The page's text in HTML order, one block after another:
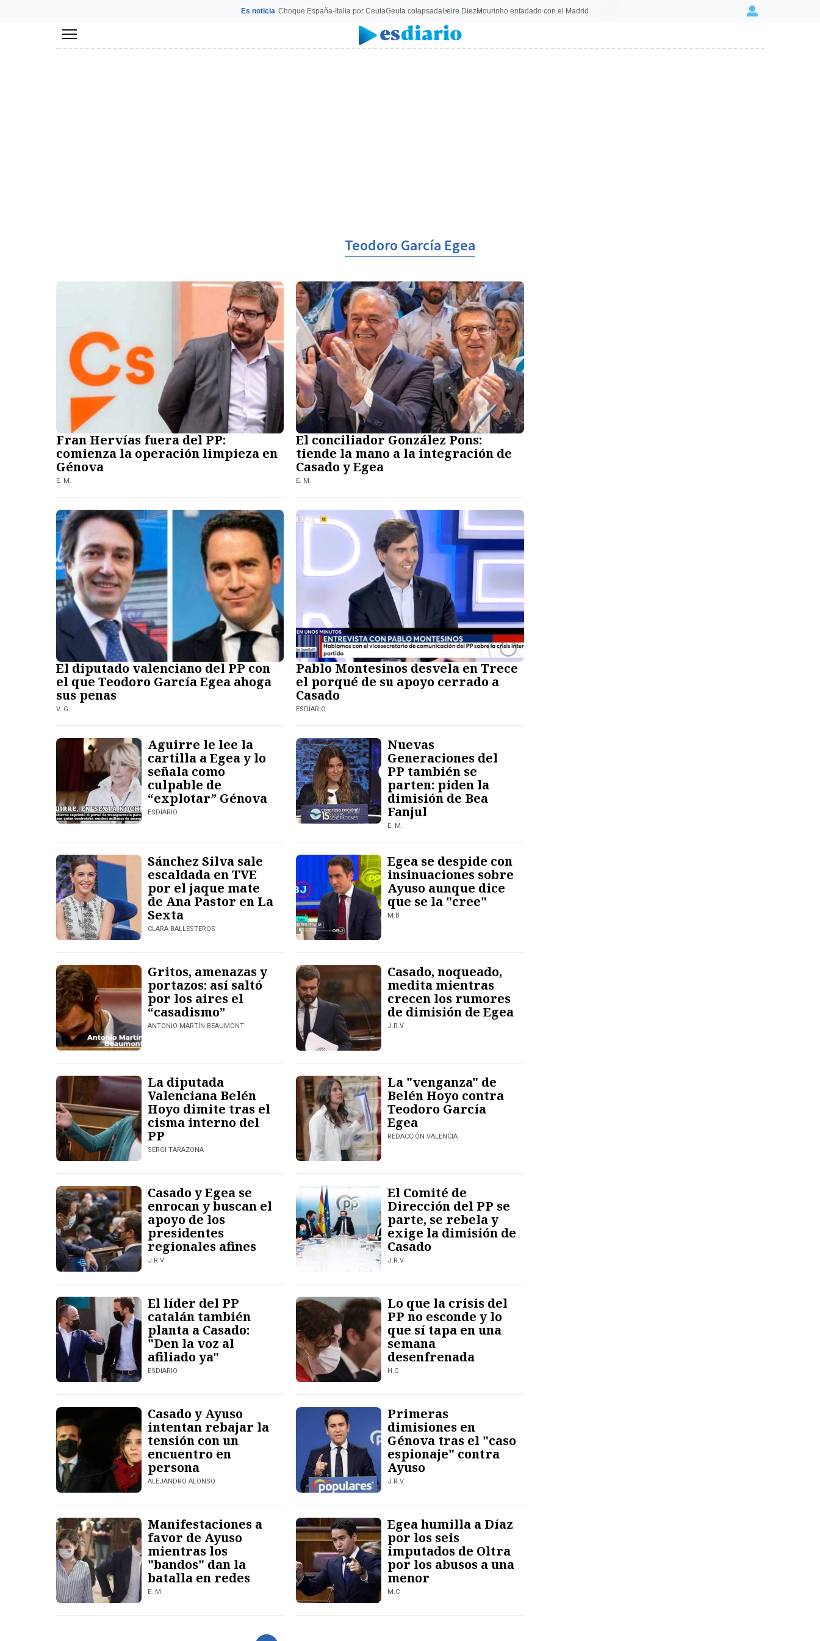
Es noticia Choque España-Italia por CeutaCeuta colapsadaLeire DiezMourinho enfadado con el Madrid Login
Menú
Teodoro García Egea
Fran Hervías fuera del PP:
comienza la operación limpieza en
Génova
E. M.
El conciliador González Pons:
tiende la mano a la integración de
Casado y Egea
E. M.
El diputado valenciano del PP con
el que Teodoro García Egea ahoga
sus penas
V. G.
Pablo Montesinos desvela en Trece
el porqué de su apoyo cerrado a
Casado
ESDIARIO
Aguirre le lee la
cartilla a Egea y lo
señala como
culpable de
“explotar” Génova
ESDIARIO
Nuevas
Generaciones del
PP también se
parten: piden la
dimisión de Bea
Fanjul
E. M.
Sánchez Silva sale
escaldada en TVE
por el jaque mate
de Ana Pastor en La
Sexta
CLARA BALLESTEROS
Egea se despide con
insinuaciones sobre
Ayuso aunque dice
que se la "cree"
M.B
Gritos, amenazas y
portazos: así saltó
por los aires el
“casadismo”
ANTONIO MARTÍN BEAUMONT
Casado, noqueado,
medita mientras
crecen los rumores
de dimisión de Egea
J.R.V
La diputada
Valenciana Belén
Hoyo dimite tras el
cisma interno del
PP
SERGI TARAZONA
La "venganza" de
Belén Hoyo contra
Teodoro García
Egea
REDACCIÓN VALENCIA
Casado y Egea se
enrocan y buscan el
apoyo de los
presidentes
regionales afines
J.R.V
El Comité de
Dirección del PP se
parte, se rebela y
exige la dimisión de
Casado
J.R.V
El líder del PP
catalán también
planta a Casado:
"Den la voz al
afiliado ya"
ESDIARIO
Lo que la crisis del
PP no esconde y lo
que sí tapa en una
semana
desenfrenada
H.G.
Casado y Ayuso
intentan rebajar la
tensión con un
encuentro en
persona
ALEJANDRO ALONSO
Primeras
dimisiones en
Génova tras el "caso
espionaje" contra
Ayuso
J.R.V
Manifestaciones a
favor de Ayuso
mientras los
"bandos" dan la
batalla en redes
E. M.
Egea humilla a Díaz
por los seis
imputados de Oltra
por los abusos a una
menor
M.C